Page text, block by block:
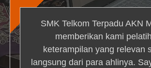
SMK Telkom Terpadu AKN
memberikan kami
keterampilan yang relevan
langsung dari para ahlinya.